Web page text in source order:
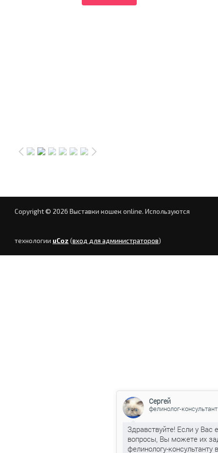
Copyright © 2026 Выставки кошек online. Используются
технологии uCoz (вход для администраторов)
Сергей
фелинолог-консультант
Здравствуйте! Если у Вас
вопросы, Вы можете их
фелинологу-консультанту в